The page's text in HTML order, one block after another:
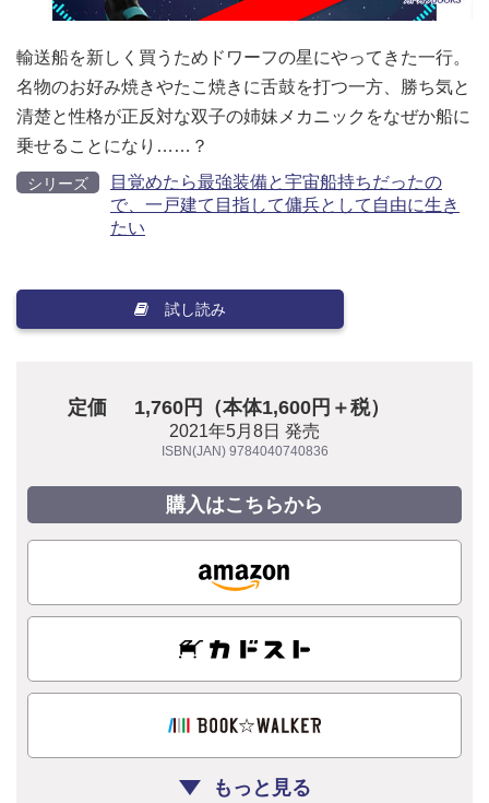
輸送船を新しく買うためドワーフの星にやってきた一行。
名物のお好み焼きやたこ焼きに舌鼓を打つ一方、勝ち気と
清楚と性格が正反対な双子の姉妹メカニックをなぜか船に
乗せることになり……？
シリーズ
目覚めたら最強装備と宇宙船持ちだったの
で、一戸建て目指して傭兵として自由に生き
たい
試し読み
定価 1,760円（本体1,600円＋税）
2021年5月8日 発売
ISBN(JAN) 9784040740836
購入はこちらから
もっと見る